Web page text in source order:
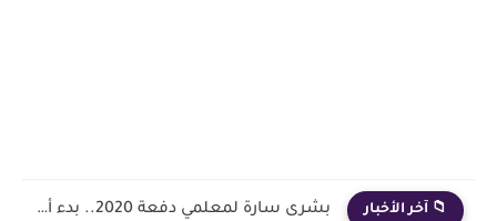
📁 آخر الأخبار بشرى سارة لمعلمي دفعة 2020.. بدء أول خطوة رسمية في...